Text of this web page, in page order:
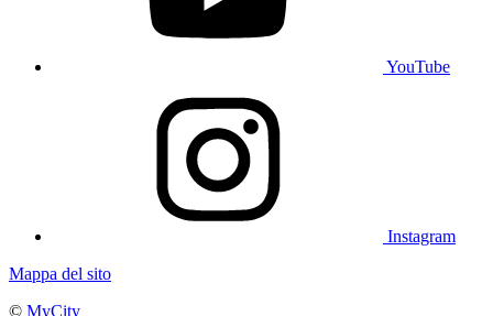
YouTube
Instagram
Mappa del sito
© MyCity